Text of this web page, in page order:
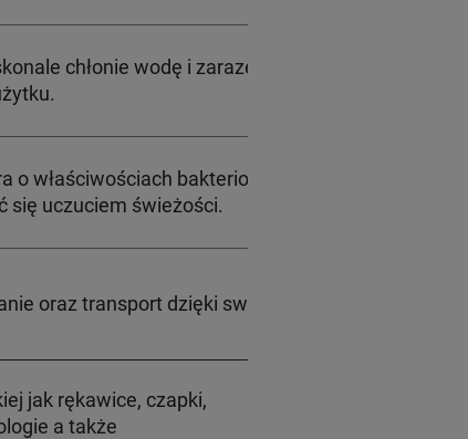
chłonie wodę i zarazem wyjątkowo szybko
o właściwościach bakteriobójczych, dzięki czemu
się uczuciem świeżości.
oraz transport dzięki swoim kompaktowym
jak rękawice, czapki,
a także